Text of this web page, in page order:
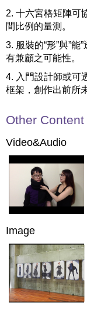
2. 十六宮格矩陣可
間比例的量測。
3. 服裝的“形”與”
有兼顧之可能性。
4. 入門設計師或可
框架，創作出前所
Other Content
Video&Audio
Image